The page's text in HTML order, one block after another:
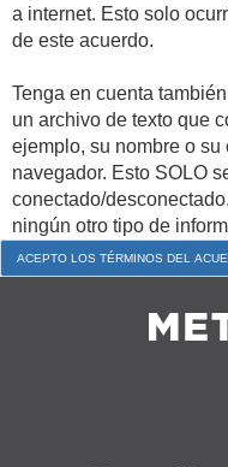
a internet. Esto solo
de este acuerdo.
Tenga en cuenta
un archivo de texto que
ejemplo, su nombre o su
navegador. Esto SOLO
conectado/
ningún otro tipo de